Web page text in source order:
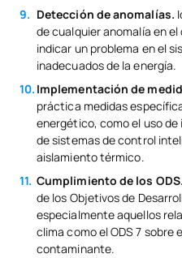
Detección de anomalías.
de cualquier anomalía en
indicar un problema en el
inadecuados de la energía.
Implementación de
práctica medidas
energético, como el uso de
de sistemas de control
aislamiento térmico.
Cumplimiento de los ODS.
de los Objetivos de
especialmente aquellos
clima como el ODS 7 sobre
contaminante.